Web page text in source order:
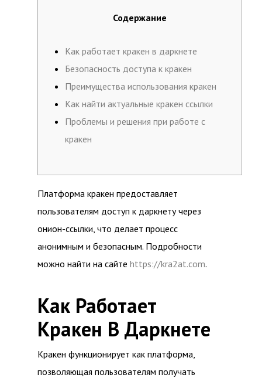
Содержание
Как работает кракен в даркнете
Безопасность доступа к кракен
Преимущества использования кракен
Как найти актуальные кракен ссылки
Проблемы и решения при работе с
кракен
Платформа кракен предоставляет
пользователям доступ к даркнету через
онион-ссылки, что делает процесс
анонимным и безопасным. Подробности
можно найти на сайте https://kra2at.com.
Как Работает
Кракен В Даркнете
Кракен функционирует как платформа,
позволяющая пользователям получать